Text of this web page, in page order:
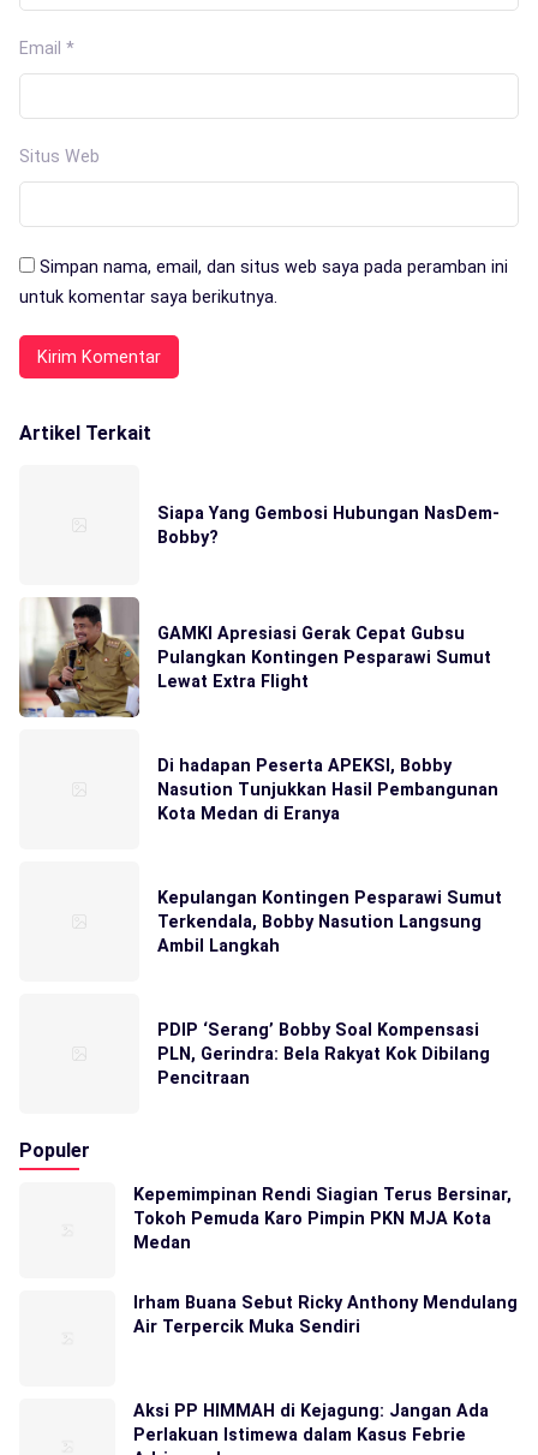
Email *
Situs Web
Simpan nama, email, dan situs web saya pada peramban ini
untuk komentar saya berikutnya.
Artikel Terkait
Siapa Yang Gembosi Hubungan NasDem-
Bobby?
GAMKI Apresiasi Gerak Cepat Gubsu
Pulangkan Kontingen Pesparawi Sumut
Lewat Extra Flight
Di hadapan Peserta APEKSI, Bobby
Nasution Tunjukkan Hasil Pembangunan
Kota Medan di Eranya
Kepulangan Kontingen Pesparawi Sumut
Terkendala, Bobby Nasution Langsung
Ambil Langkah
PDIP ‘Serang’ Bobby Soal Kompensasi
PLN, Gerindra: Bela Rakyat Kok Dibilang
Pencitraan
Populer
Kepemimpinan Rendi Siagian Terus Bersinar,
Tokoh Pemuda Karo Pimpin PKN MJA Kota
Medan
Irham Buana Sebut Ricky Anthony Mendulang
Air Terpercik Muka Sendiri
Aksi PP HIMMAH di Kejagung: Jangan Ada
Perlakuan Istimewa dalam Kasus Febrie